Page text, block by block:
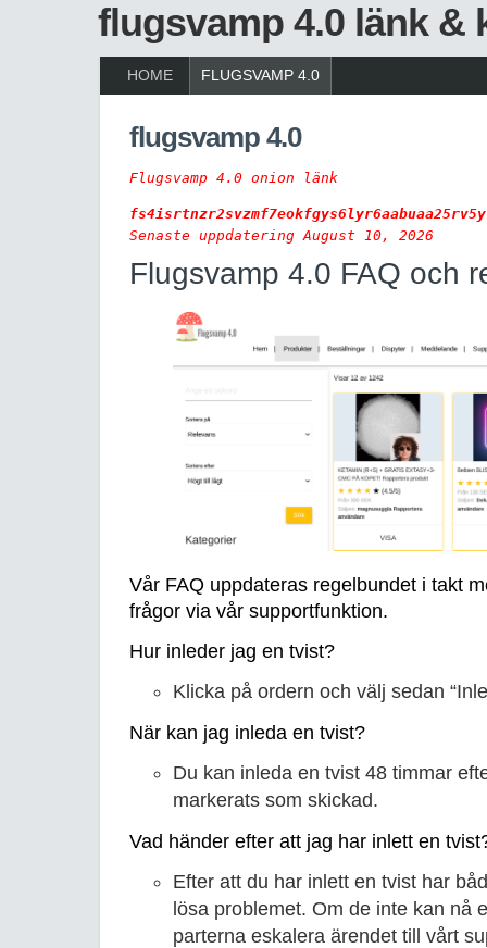
flugsvamp 4.0 länk &
HOME FLUGSVAMP 4.0
flugsvamp 4.0
Flugsvamp 4.0 onion länk
Senaste uppdatering August 10, 2026
Flugsvamp 4.0 FAQ och
Vår FAQ uppdateras regelbundet i takt
frågor via vår supportfunktion.
Hur inleder jag en tvist?
Klicka på ordern och välj sedan
När kan jag inleda en tvist?
Du kan inleda en tvist 48 timmar
markerats som skickad.
Vad händer efter att jag har inlett en
Efter att du har inlett en tvist har
lösa problemet. Om de inte kan nå
parterna eskalera ärendet till vårt